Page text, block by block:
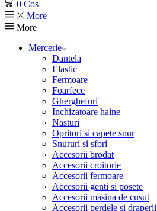
0 Coș
More
More
Mercerie
Dantela
Elastic
Fermoare
Foarfece
Gherghefuri
Inchizatoare haine
Nasturi
Opritori si capete snur
Snururi si sfori
Accesorii brodat
Accesorii croitorie
Accesorii fermoare
Accesorii genti si posete
Accesorii masina de cusut
Accesorii perdele si draperii